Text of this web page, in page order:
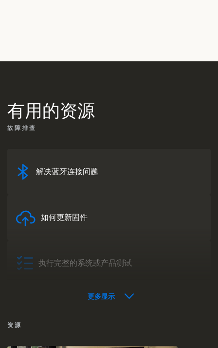
有用的资源
故障排查
解决蓝牙连接问题
如何更新固件
执行完整的系统或产品测试
更多显示
资源